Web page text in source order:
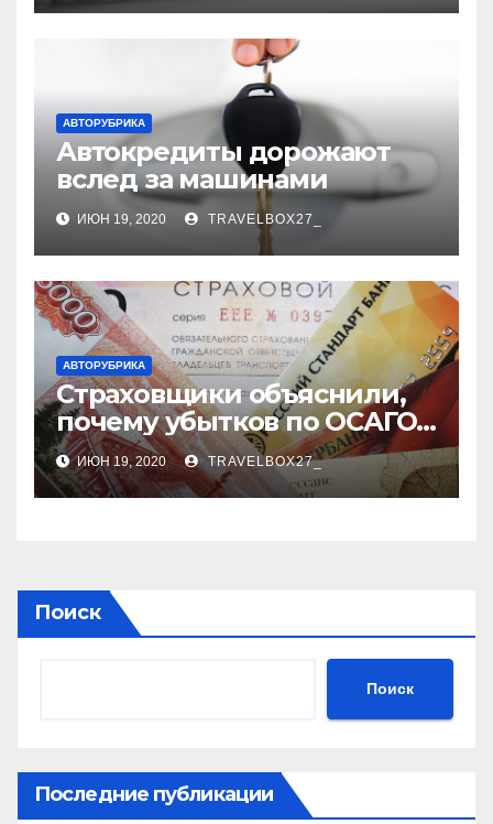
АВТОРУБРИКА
Автокредиты дорожают
вслед за машинами
ИЮН 19, 2020 TRAVELBOX27_
АВТОРУБРИКА
Страховщики объяснили,
почему убытков по ОСАГО
стало меньше
ИЮН 19, 2020 TRAVELBOX27_
Поиск
Поиск
Последние публикации